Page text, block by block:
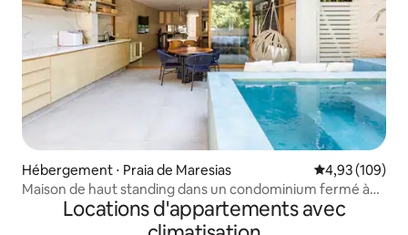
Hébergement ⋅ Praia de Maresias Évaluation
4,93 (109)
Maison de haut standing dans un condominium fermé à
MaresiasLocations d'appartements avec